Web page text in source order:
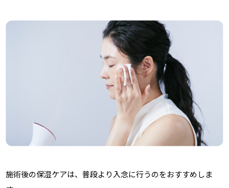
施術後の保湿ケアは、普段より入念に行うのをおすすめしま